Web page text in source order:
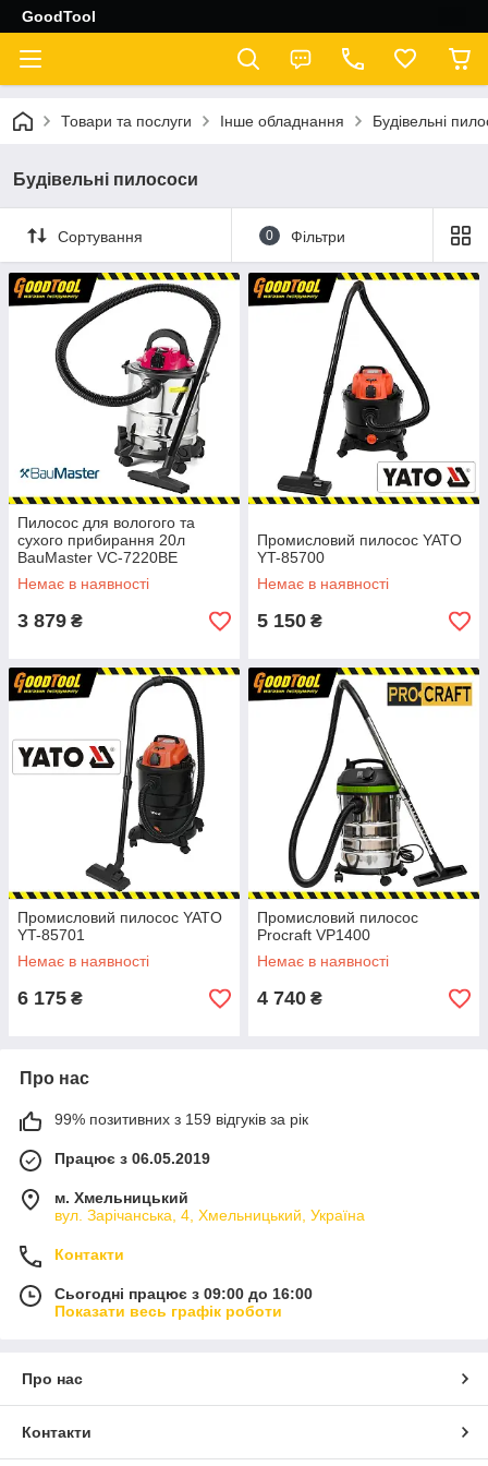
GoodTool
Товари та послуги Інше обладнання Будівельні
Будівельні пилососи
Сортування 0 Фільтри
Пилосос для вологого та
сухого прибирання 20л
BauMaster VC-7220BE
Немає в наявності
3 879 ₴
Промисловий пилосос YATO
YT-85700
Немає в наявності
5 150 ₴
Промисловий пилосос YATO
YT-85701
Немає в наявності
6 175 ₴
Промисловий пилосос
Procraft VP1400
Немає в наявності
4 740 ₴
Про нас
99% позитивних з 159 відгуків за рік
Працює з 06.05.2019
м. Хмельницький
вул. Зарічанська, 4, Хмельницький, Україна
Контакти
Сьогодні працює з 09:00 до 16:00
Показати весь графік роботи
Про нас
Контакти